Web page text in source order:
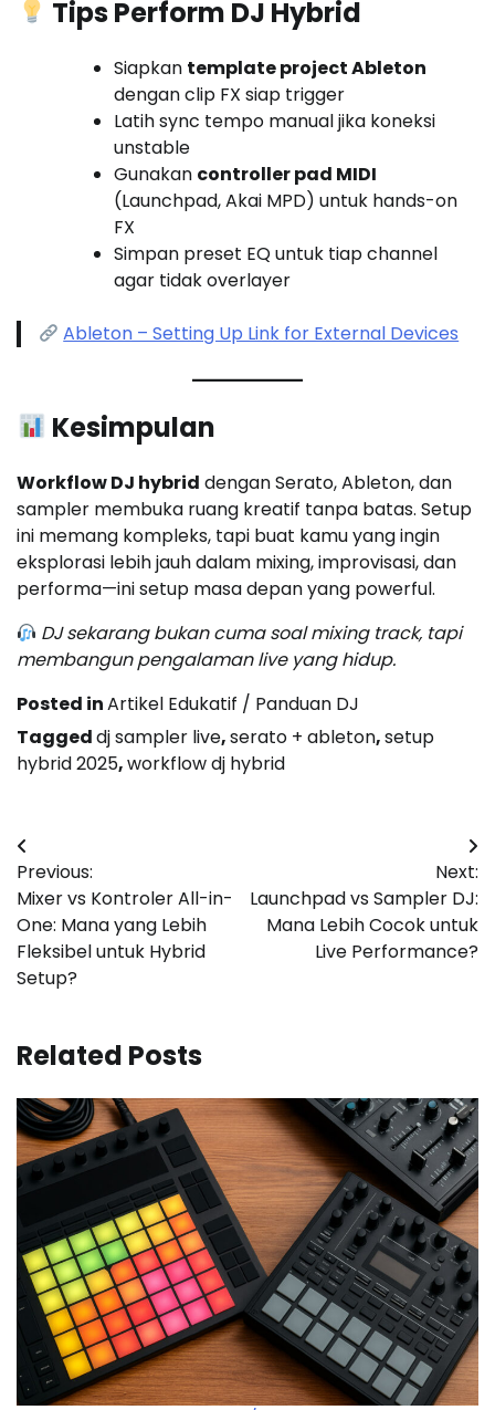
Tips Perform DJ Hybrid
Siapkan template project Ableton
dengan clip FX siap trigger
Latih sync tempo manual jika koneksi
unstable
Gunakan controller pad MIDI
(Launchpad, Akai MPD) untuk hands-on
FX
Simpan preset EQ untuk tiap channel
agar tidak overlayer
Ableton – Setting Up Link for External Devices
Kesimpulan
Workflow DJ hybrid dengan Serato, Ableton, dan
sampler membuka ruang kreatif tanpa batas. Setup
ini memang kompleks, tapi buat kamu yang ingin
eksplorasi lebih jauh dalam mixing, improvisasi, dan
performa—ini setup masa depan yang powerful.
DJ sekarang bukan cuma soal mixing track, tapi
membangun pengalaman live yang hidup.
Posted inArtikel Edukatif / Panduan DJ
Taggeddj sampler live,serato + ableton,setup
hybrid 2025,workflow dj hybrid
Post
navigation
Previous:
Mixer vs Kontroler All-in-
One: Mana yang Lebih
Fleksibel untuk Hybrid
Setup?
Next:
Launchpad vs Sampler DJ:
Mana Lebih Cocok untuk
Live Performance?
Related Posts